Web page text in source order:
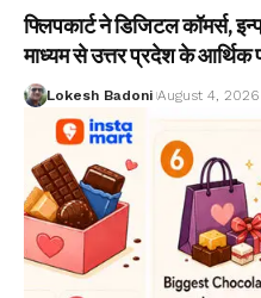
फ्लिपकार्ट ने डिजिटल कॉमर्स,
माध्यम से उत्तर प्रदेश के आर्थिक
Lokesh Badoni August 4, 2026